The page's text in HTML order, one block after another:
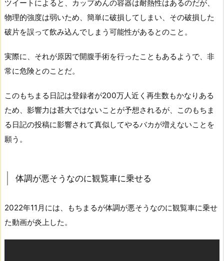
ツイートによると、カップめんの容器は耐熱性はあるのだが、
物理的強度は弱いため、簡単に破損してしまい、その破損した
破片を誤って飲み込んでしまう可能性があるとのこと。
実際に、それが原因で開腹手術を行ったこともあるようで、非
常に危険とのことだ。
このもちまる日記は登録者が200万人近く再生数もかなりある
ため、影響力は甚大ではないことが予想されるが、このもちま
る日記の投稿に影響されて真似してやるバカが増えないことを
願う。
体調が悪そうなのに観覧車に乗せる
2022年11月には、もちまるが体調が悪そうなのに観覧車に乗せ
た動画が炎上した。